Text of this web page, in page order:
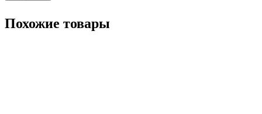
Похожие товары